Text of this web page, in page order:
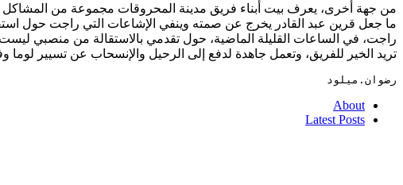
من جهة أخرى، يعرف بيت أبناء فريق مدينة المحروقات مجموعة من المشاكل
ما جعل قرين عبد القادر يخرج عن صمته وينفي الإشاعات التي راجت حول
راجت، في الساعات القليلة الماضية، حول تقدمي بالاستقالة من منصبي
تريد الخير للفريق، وتعمل جاهدة لدفع إلى الرحيل والإنسحاب عن تسيير لوما
رضوان.ميلود
About
Latest Posts